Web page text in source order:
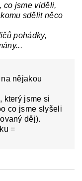
co jsme viděli,
sdělit něco
pohádky,
nějakou
který jsme si
co jsme slyšeli
děj).
=